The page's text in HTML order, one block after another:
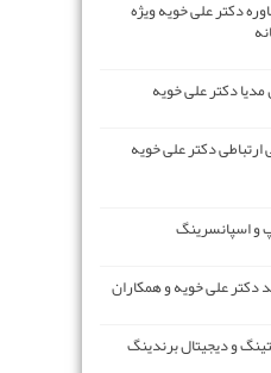
دکتر علی خویه ویژه
دکتر علی خویه
دکتر علی خویه
و اسپانسرینگ
علی خویه و همکاران
و دیجیتال برندینگ